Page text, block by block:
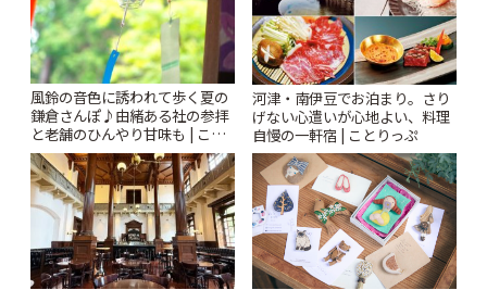
風鈴の音色に誘われて歩く夏の
鎌倉さんぽ♪由緒ある社の参拝
と老舗のひんやり甘味も | こと
りっぷ
河津・南伊豆でお泊まり。さり
げない心遣いが心地よい、料理
自慢の一軒宿 | ことりっぷ